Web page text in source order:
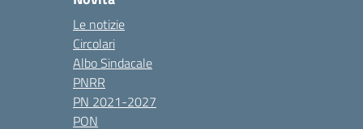
Le notizie
Circolari
Albo Sindacale
PNRR
PN 2021-2027
PON